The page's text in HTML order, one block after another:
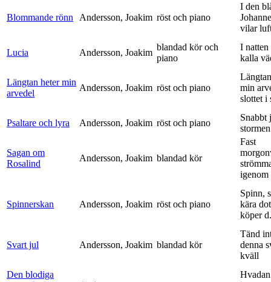
Blommande rönn Andersson, Joakim röst och piano
I den
vilar
Lucia Andersson, Joakim
blandad kör och
piano
I natten
kalla
Längtan heter min
arvedel
Andersson, Joakim röst och piano
min
slottet i
Psaltare och lyra Andersson, Joakim röst och piano
Snabbt
Sagan om
Rosalind
Andersson, Joakim blandad kör
Fast
igenom
Spinnerskan Andersson, Joakim röst och piano
Spinn,
kära
köper
Svart jul Andersson, Joakim blandad kör
Tänd
denna
kväll
Den blodiga
Hvadan